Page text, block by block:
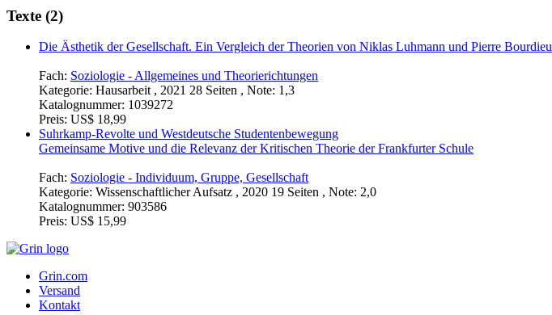
Texte (2)
Die Ästhetik der Gesellschaft. Ein Vergleich der Theorien von Niklas Luhmann und Pierre Bourdieu
Fach: Soziologie - Allgemeines und Theorierichtungen
Kategorie: Hausarbeit , 2021 28 Seiten , Note: 1,3
Katalognummer: 1039272
Preis: US$ 18,99
Suhrkamp-Revolte und Westdeutsche Studentenbewegung
Gemeinsame Motive und die Relevanz der Kritischen Theorie der Frankfurter Schule
Fach: Soziologie - Individuum, Gruppe, Gesellschaft
Kategorie: Wissenschaftlicher Aufsatz , 2020 19 Seiten , Note: 2,0
Katalognummer: 903586
Preis: US$ 15,99
Grin.com
Versand
Kontakt